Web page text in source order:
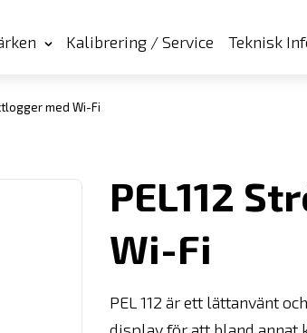
Kalibrering / Service Teknisk
med Wi-Fi
PEL112
Wi-Fi
PEL 112 är ett lättanvänt